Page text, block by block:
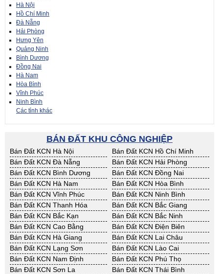
Hà Nội
Hồ Chí Minh
Đà Nẵng
Hải Phòng
Hưng Yên
Quảng Ninh
Bình Dương
Đồng Nai
Hà Nam
Hòa Bình
Vĩnh Phúc
Ninh Bình
Các tỉnh khác
BÁN ĐẤT KHU CÔNG NGHIỆP
Bán Đất KCN Hà Nội
Bán Đất KCN Hồ Chí Minh
Bán Đất KCN Đà Nẵng
Bán Đất KCN Hải Phòng
Bán Đất KCN Bình Dương
Bán Đất KCN Đồng Nai
Bán Đất KCN Hà Nam
Bán Đất KCN Hòa Bình
Bán Đất KCN Vĩnh Phúc
Bán Đất KCN Ninh Bình
Bán Đất KCN Thanh Hóa
Bán Đất KCN Bắc Giang
Bán Đất KCN Bắc Kạn
Bán Đất KCN Bắc Ninh
Bán Đất KCN Cao Bằng
Bán Đất KCN Điện Biên
Bán Đất KCN Hà Giang
Bán Đất KCN Lai Châu
Bán Đất KCN Lạng Sơn
Bán Đất KCN Lào Cai
Bán Đất KCN Nam Định
Bán Đất KCN Phú Thọ
Bán Đất KCN Sơn La
Bán Đất KCN Thái Bình